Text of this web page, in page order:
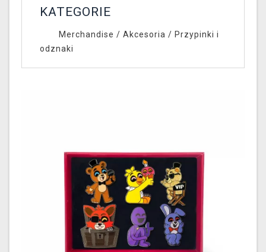
KATEGORIE
Merchandise / Akcesoria / Przypinki i
odznaki